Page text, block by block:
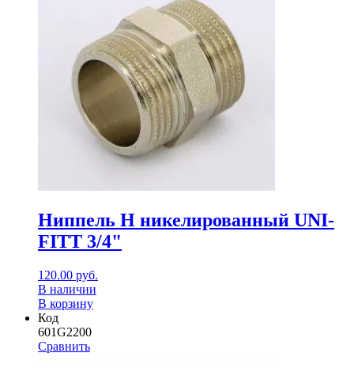
Ниппель Н никелированный UNI-
FITT 3/4"
120.00 руб.
В наличии
В корзину
Код
601G2200
Сравнить